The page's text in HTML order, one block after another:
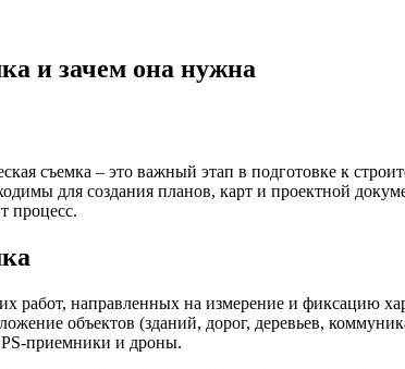
и зачем она нужна
съемка – это важный этап в подготовке к
для создания планов, карт и проектной
процесс.
работ, направленных на измерение и фиксацию
объектов (зданий, дорог, деревьев,
приемники и дроны.